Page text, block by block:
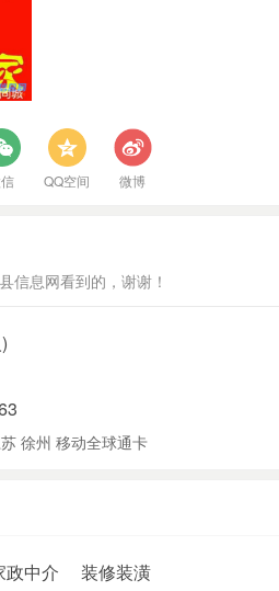
QQ空间 微博
信息网看到的，谢谢！
徐州 移动全球通卡
政中介
装修装潢